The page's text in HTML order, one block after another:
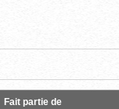
Fait partie de